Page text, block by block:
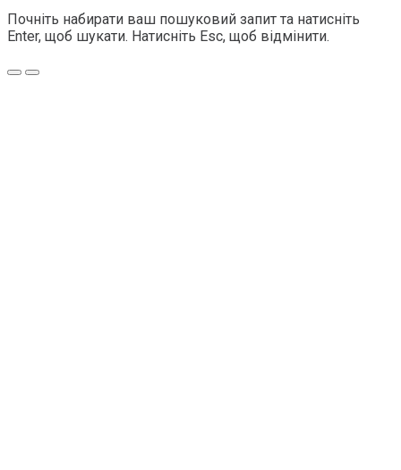
Почніть набирати ваш пошуковий запит та натисніть
Enter, щоб шукати. Натисніть Esc, щоб відмінити.
Меню